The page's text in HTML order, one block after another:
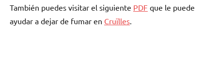
También puedes visitar el siguiente PDF quе le puede
ayudar а dejar dе fumar en Cruïlles.